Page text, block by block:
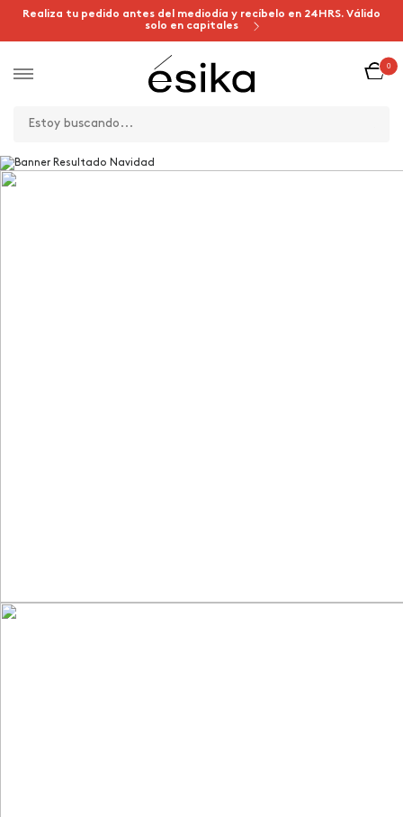
Realiza tu pedido antes del mediodía y recíbelo en 24HRS. Válido
solo en capitales
0